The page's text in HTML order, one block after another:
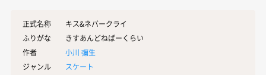
正式名称
キス&ネバークライ
ふりがな
きすあんどねばーくらい
作者
小川 彌生
ジャンル
スケート